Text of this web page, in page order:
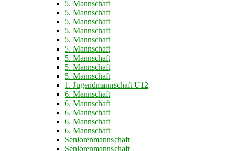
5. Mannschaft
5. Mannschaft
5. Mannschaft
5. Mannschaft
5. Mannschaft
5. Mannschaft
5. Mannschaft
5. Mannschaft
5. Mannschaft
1. Jugendmannschaft U12
6. Mannschaft
6. Mannschaft
6. Mannschaft
6. Mannschaft
6. Mannschaft
Seniorenmannschaft
Seniorenmannschaft